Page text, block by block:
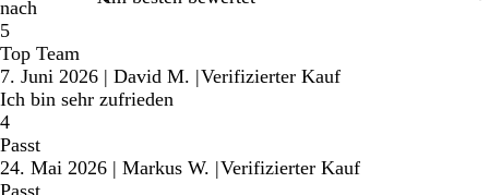
nach
5
Top Team
7. Juni 2026 | David M. |Verifizierter Kauf
Ich bin sehr zufrieden
4
Passt
24. Mai 2026 | Markus W. |Verifizierter Kauf
Passt